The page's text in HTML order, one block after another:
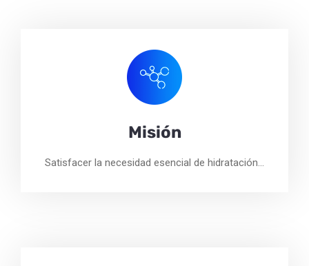
Misión
Satisfacer la necesidad esencial de hidratación…